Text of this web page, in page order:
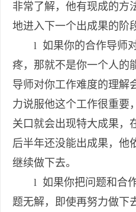
非常了解，他有现成的方
地进入下一个出成果的阶
l 如果你的合作导师对
疼，那就不是你一个人的
导师对你工作难度的理解
力说服他这个工作很重要
关口就会出现特大成果，
后半年还没能出成果，他
继续做下去。
l 如果你把问题和合作
题无解，即使再努力做下